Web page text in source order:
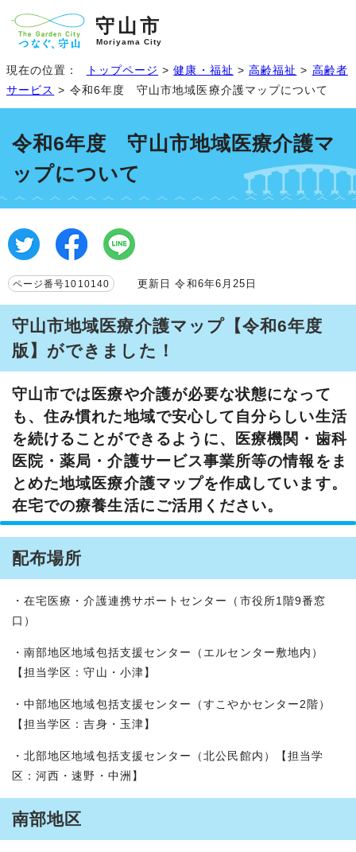
守山市
Moriyama City
現在の位置： トップページ >健康・福祉 >高齢福祉 > 高齢者
サービス > 令和6年度 守山市地域医療介護マップについて
令和6年度 守山市地域医療介護マ
ップについて
ページ番号1010140 更新日 令和6年6月25日
守山市地域医療介護マップ【令和6年度
版】ができました！
守山市では医療や介護が必要な状態になって
も、住み慣れた地域で安心して自分らしい生活
を続けることができるように、医療機関・歯科
医院・薬局・介護サービス事業所等の情報をま
とめた地域医療介護マップを作成しています。
在宅での療養生活にご活用ください。
配布場所
・在宅医療・介護連携サポートセンター（市役所1階9番窓
口）
・南部地区地域包括支援センター（エルセンター敷地内）
【担当学区：守山・小津】
・中部地区地域包括支援センター（すこやかセンター2階）
【担当学区：吉身・玉津】
・北部地区地域包括支援センター（北公民館内）【担当学
区：河西・速野・中洲】
南部地区